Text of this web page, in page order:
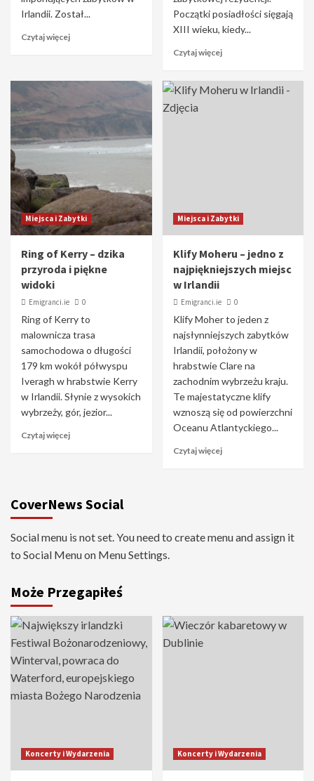
Irlandii. Został...
Czytaj więcej
Początki posiadłości sięgają
XIII wieku, kiedy...
Czytaj więcej
Miejsca i Zabytki
Ring of Kerry – dzika
przyroda i piękne
widoki
Emigranci.ie 0
Ring of Kerry to
malownicza trasa
samochodowa o długości
179 km wokół półwyspu
Iveragh w hrabstwie Kerry
w Irlandii. Słynie z wysokich
wybrzeży, gór, jezior...
Czytaj więcej
Miejsca i Zabytki
Klify Moheru – jedno z
najpiękniejszych miejsc
w Irlandii
Emigranci.ie 0
Klify Moher to jeden z
najsłynniejszych zabytków
Irlandii, położony w
hrabstwie Clare na
zachodnim wybrzeżu kraju.
Te majestatyczne klify
wznoszą się od powierzchni
Oceanu Atlantyckiego...
Czytaj więcej
CoverNews Social
Social menu is not set. You need to create menu and assign it
to Social Menu on Menu Settings.
Może Przegapiłeś
Koncerty i Wydarzenia Koncerty i Wydarzenia